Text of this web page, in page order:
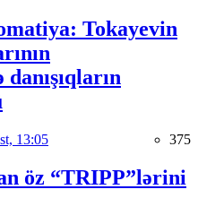
Tokayevin
danışıqların
13:05 375
öz “TRIPP”lərini